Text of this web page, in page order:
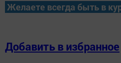
Желаете всегда быть в
Добавить в избранное